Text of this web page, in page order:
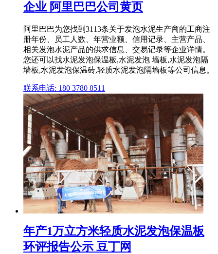
企业 阿里巴巴公司黄页
阿里巴巴为您找到3113条关于发泡水泥生产商的工商注
册年份、员工人数、年营业额、信用记录、主营产品、
相关发泡水泥产品的供求信息、交易记录等企业详情。
您还可以找水泥发泡保温板,水泥发泡 墙板,水泥发泡隔
墙板,水泥发泡保温砖,轻质水泥发泡隔墙板等公司信息。
联系电话: 180 3780 8511
年产1万立方米轻质水泥发泡保温板
环评报告公示 豆丁网